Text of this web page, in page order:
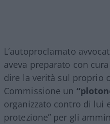
L’autoproclamato
aveva preparato con
dire la verità sul proprio
Commissione un
organizzato contro di lui
protezione” per gli